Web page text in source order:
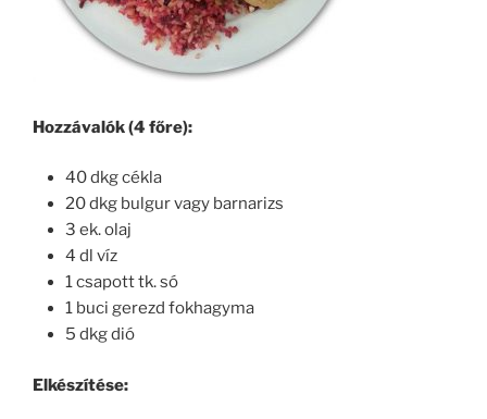
Hozzávalók (4 főre):
40 dkg cékla
20 dkg bulgur vagy barnarizs
3 ek. olaj
4 dl víz
1 csapott tk. só
1 buci gerezd fokhagyma
5 dkg dió
Elkészítése: